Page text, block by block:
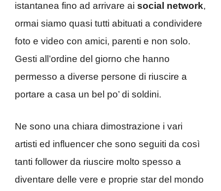
istantanea fino ad arrivare ai social network,
ormai siamo quasi tutti abituati a condividere
foto e video con amici, parenti e non solo.
Gesti all’ordine del giorno che hanno
permesso a diverse persone di riuscire a
portare a casa un bel po’ di soldini.
Ne sono una chiara dimostrazione i vari
artisti ed influencer che sono seguiti da così
tanti follower da riuscire molto spesso a
diventare delle vere e proprie star del mondo